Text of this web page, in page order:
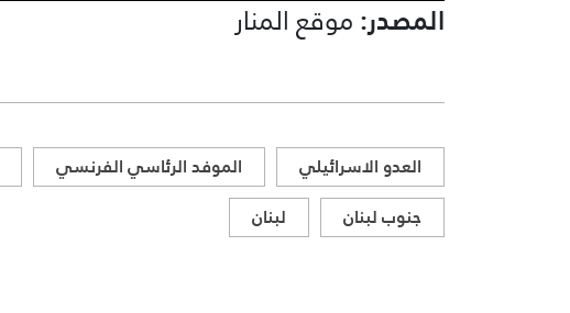
المصدر:موقع المنار
العدو الاسرائيلي الموفد الرئاسي الفرنسي
جنوب لبنان
لبنان